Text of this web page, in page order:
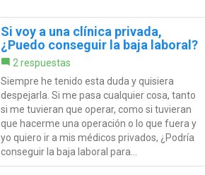
Si voy a una clínica privada,
¿Puedo conseguir la baja laboral?
2 respuestas
Siempre he tenido esta duda y quisiera
despejarla. Si me pasa cualquier cosa, tanto
si me tuvieran que operar, como si tuvieran
que hacerme una operación o lo que fuera y
yo quiero ir a mis médicos privados, ¿Podría
conseguir la baja laboral para...